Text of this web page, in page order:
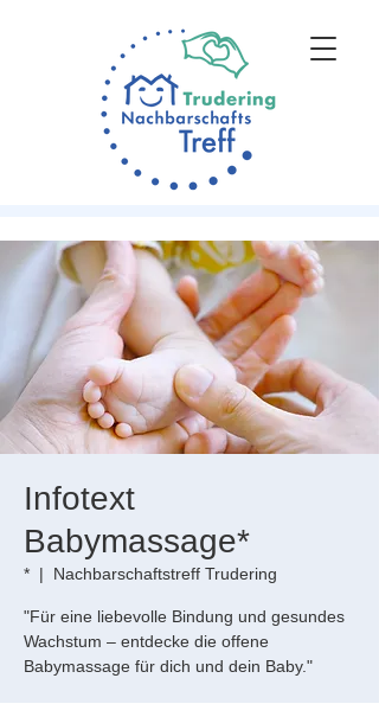
Infotext
Babymassage*
*
  |
Nachbarschaftstreff Trudering
"Für eine liebevolle Bindung und gesundes
Wachstum – entdecke die offene
Babymassage für dich und dein Baby."